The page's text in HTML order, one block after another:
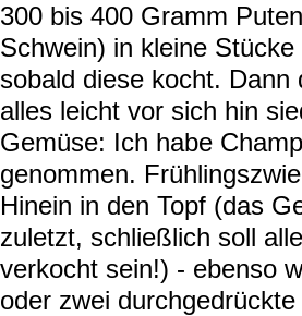
300 bis 400 Gramm
Schwein) in kleine
sobald diese kocht. Dann
alles leicht vor sich hin
Gemüse: Ich habe
genommen.
Hinein in den Topf (das
zuletzt, schließlich soll
verkocht sein!) - ebenso
oder zwei